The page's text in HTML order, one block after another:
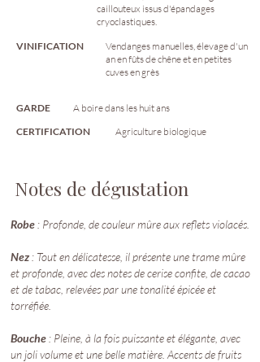
caillouteux issus d'épandages
cryoclastiques.
VINIFICATION
Vendanges manuelles, élevage d'un
an en fûts de chêne et en petites
cuves en grès
GARDE
A boire dans les huit ans
CERTIFICATION
Agriculture biologique
Notes de dégustation
Robe : Profonde, de couleur mûre aux reflets violacés.
Nez : Tout en délicatesse, il présente une trame mûre
et profonde, avec des notes de cerise confite, de cacao
et de tabac, relevées par une tonalité épicée et
torréfiée.
Bouche : Pleine, à la fois puissante et élégante, avec
un joli volume et une belle matière. Accents de fruits